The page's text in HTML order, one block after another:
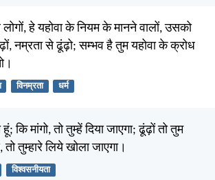
हे यहोवा के नियम के मानने वालों, उसको
नम्रता से ढूंढ़ो; सम्भव है तुम यहोवा के क्रोध
विनम्रता धर्म
मांगो, तो तुम्हें दिया जाएगा; ढूंढ़ों तो तुम
तुम्हारे लिये खोला जाएगा।
विश्वसनीयता